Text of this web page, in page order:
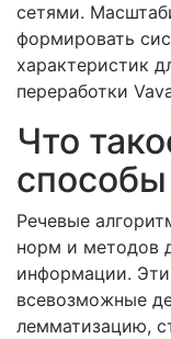
сетями.
формировать
характеристик
переработки
Что
способы
Речевые
норм и методов
информации.
всевозможные
лемматизацию,